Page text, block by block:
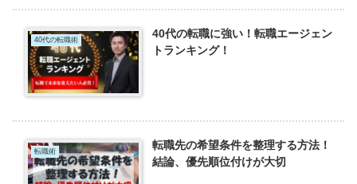
40代の転職術
40代の転職に強い！転職エージェン
トランキング！
転職術
転職先の希望条件を整理する方法！
結論、優先順位付けが大切